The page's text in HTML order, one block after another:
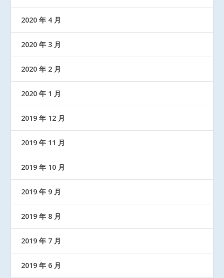
2020 年 4 月
2020 年 3 月
2020 年 2 月
2020 年 1 月
2019 年 12 月
2019 年 11 月
2019 年 10 月
2019 年 9 月
2019 年 8 月
2019 年 7 月
2019 年 6 月